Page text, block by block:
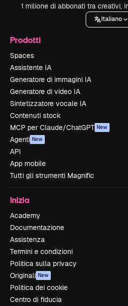
1 milione di abbonati tra creativi,
Italiano
Prodotti
Spaces
Assistente IA
Generatore di immagini IA
Generatore di video IA
Sintetizzatore vocale IA
Contenuti stock
MCP per Claude/ChatGPT New
Agenti New
API
App mobile
Tutti gli strumenti Magnific
Inizia
Academy
Documentazione
Assistenza
Termini e condizioni
Politica sulla privacy
Originali New
Politica dei cookie
Centro di fiducia